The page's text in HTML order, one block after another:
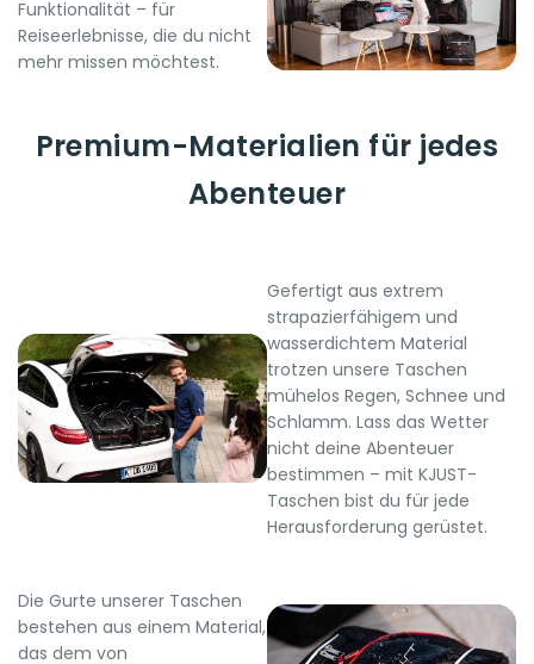
Funktionalität – für
Reiseerlebnisse, die du nicht
mehr missen möchtest.
Premium-Materialien für jedes
Abenteuer
Gefertigt aus extrem
strapazierfähigem und
wasserdichtem Material
trotzen unsere Taschen
mühelos Regen, Schnee und
Schlamm. Lass das Wetter
nicht deine Abenteuer
bestimmen – mit KJUST-
Taschen bist du für jede
Herausforderung gerüstet.
Die Gurte unserer Taschen
bestehen aus einem Material,
das dem von